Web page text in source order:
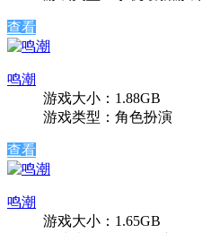
查看
鸣潮
游戏大小：1.88GB
游戏类型：角色扮演
查看
鸣潮
游戏大小：1.65GB